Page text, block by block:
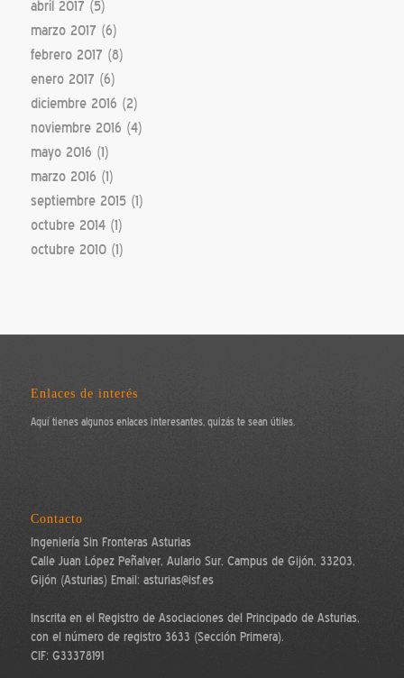
abril 2017 (5)
marzo 2017 (6)
febrero 2017 (8)
enero 2017 (6)
diciembre 2016 (2)
noviembre 2016 (4)
mayo 2016 (1)
marzo 2016 (1)
septiembre 2015(1)
octubre 2014(1)
octubre 2010(1)
Enlaces de interés
Aquí tienes algunos enlaces interesantes, quizás te sean útiles.
Contacto
Ingeniería Sin Fronteras Asturias
Calle Juan López Peñalver, Aulario Sur, Campus de Gijón, 33203,
Gijón (Asturias) Email: asturias@isf.es
Inscrita en el Registro de Asociaciones del Principado de Asturias,
con el número de registro 3633 (Sección Primera).
CIF: G33378191